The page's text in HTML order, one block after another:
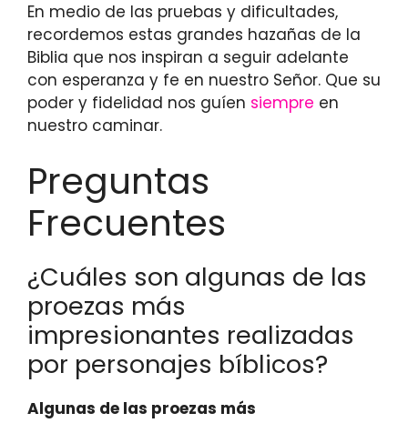
En medio de las pruebas y dificultades,
recordemos estas grandes hazañas de la
Biblia que nos inspiran a seguir adelante
con esperanza y fe en nuestro Señor. Que su
poder y fidelidad nos guíen siempre en
nuestro caminar.
Preguntas
Frecuentes
¿Cuáles son algunas de las
proezas más
impresionantes realizadas
por personajes bíblicos?
Algunas de las proezas más